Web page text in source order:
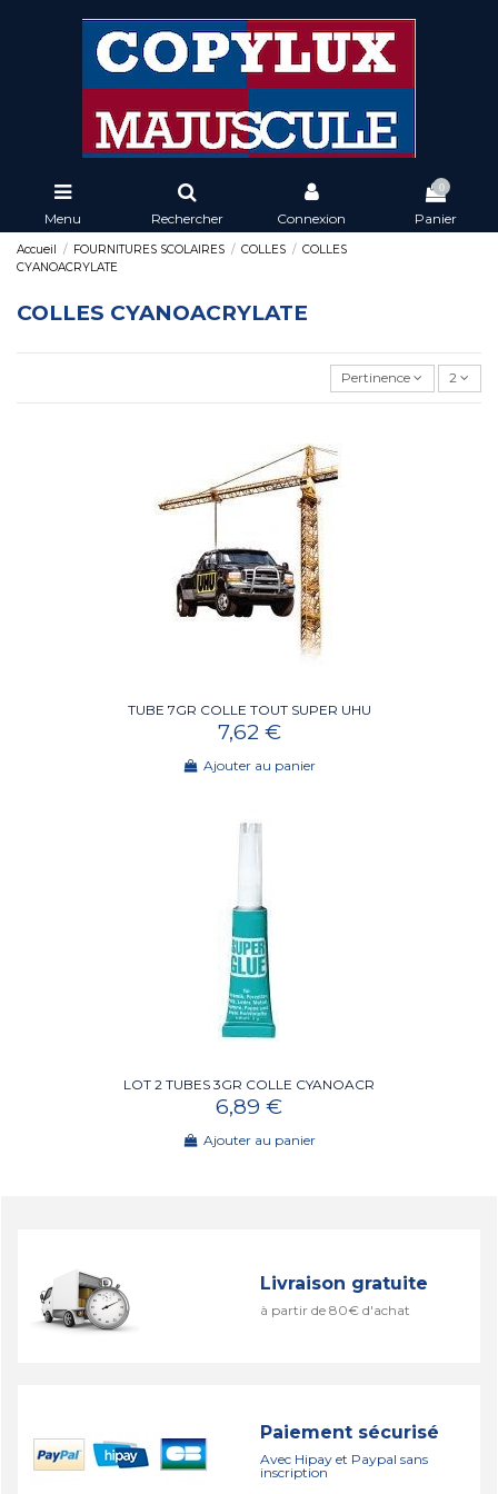
Menu Rechercher Connexion
0
Panier
Accueil FOURNITURES SCOLAIRES COLLES
COLLES
CYANOACRYLATE
COLLES CYANOACRYLATE
Pertinence 2
TUBE 7GR COLLE TOUT SUPER UHU
7,62 €
Ajouter au panier
LOT 2 TUBES 3GR COLLE CYANOACR
6,89 €
Ajouter au panier
Livraison gratuite
à partir de 80€ d'achat
Paiement sécurisé
Avec Hipay et Paypal sans
inscription